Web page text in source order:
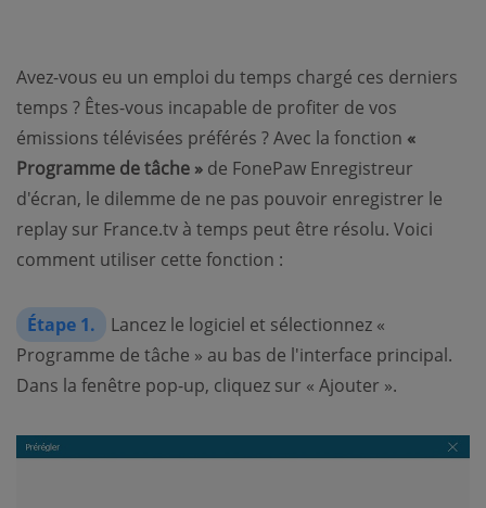
Avez-vous eu un emploi du temps chargé ces derniers
temps ? Êtes-vous incapable de profiter de vos
émissions télévisées préférés ? Avec la fonction «
Programme de tâche » de FonePaw Enregistreur
d'écran, le dilemme de ne pas pouvoir enregistrer le
replay sur France.tv à temps peut être résolu. Voici
comment utiliser cette fonction :
Étape 1.
Lancez le logiciel et sélectionnez «
Programme de tâche » au bas de l'interface principal.
Dans la fenêtre pop-up, cliquez sur « Ajouter ».